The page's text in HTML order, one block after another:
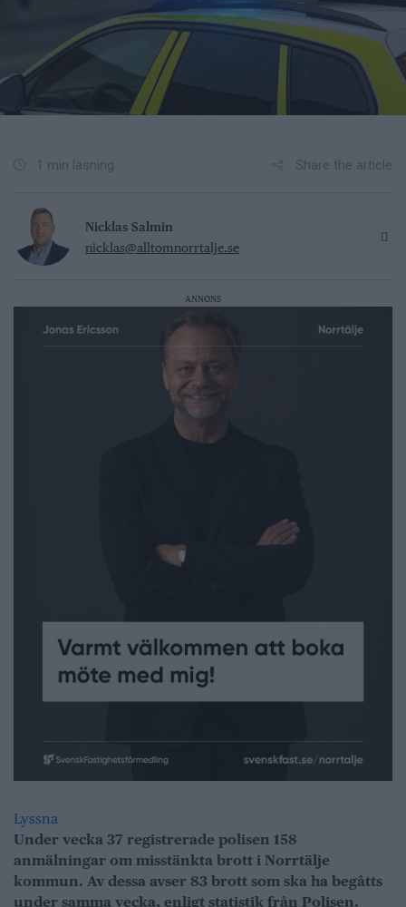
1 min läsning Share the article
Nicklas Salmin
nicklas@alltomnorrtalje.se
ANNONS
Lyssna
Under vecka 37 registrerade polisen 158
anmälningar om misstänkta brott i Norrtälje
kommun. Av dessa avser 83 brott som ska ha begåtts
under samma vecka, enligt statistik från Polisen.